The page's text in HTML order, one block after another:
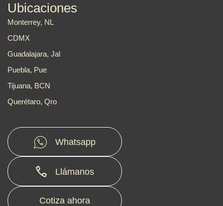
Ubicaciones
Monterrey, NL
CDMX
Guadalajara, Jal
Puebla, Pue
Tijuana, BCN
Querétaro, Qro
Whatsapp
Llámanos
Cotiza ahora